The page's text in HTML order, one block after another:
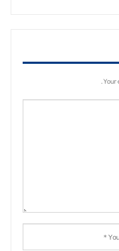
Your